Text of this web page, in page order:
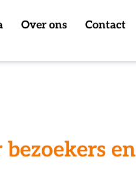
Over ons Contact
en